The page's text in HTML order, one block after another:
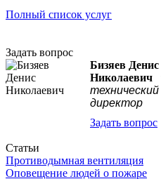
Полный список услуг
Задать вопрос
Бизяев Денис
Николаевич
технический
директор
Задать вопрос
Статьи
Противодымная вентиляция
Оповещение людей о пожаре